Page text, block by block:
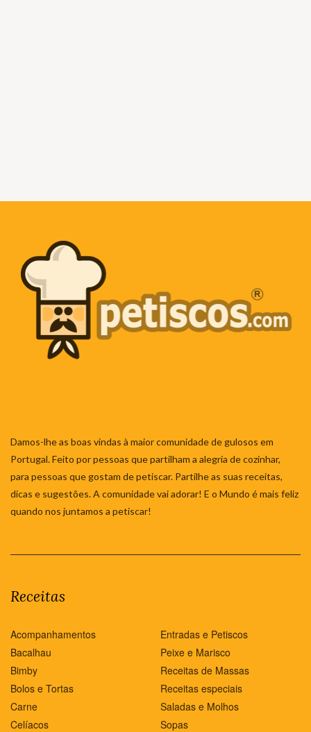
Damos-lhe as boas vindas à maior comunidade de gulosos em
Portugal. Feito por pessoas que partilham a alegria de cozinhar,
para pessoas que gostam de petiscar. Partilhe as suas receitas,
dicas e sugestões. A comunidade vai adorar! E o Mundo é mais feliz
quando nos juntamos a petiscar!
Receitas
Acompanhamentos
Bacalhau
Bimby
Bolos e Tortas
Carne
Celíacos
Entradas e Petiscos
Peixe e Marisco
Receitas de Massas
Receitas especiais
Saladas e Molhos
Sopas